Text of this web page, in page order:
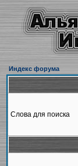
Индекс форума
Слова для поиска